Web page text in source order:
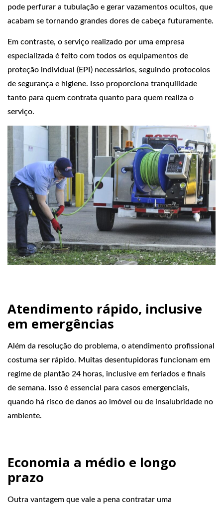
pode perfurar a tubulação e gerar vazamentos ocultos, que
acabam se tornando grandes dores de cabeça futuramente.
Em contraste, o serviço realizado por uma empresa
especializada é feito com todos os equipamentos de
proteção individual (EPI) necessários, seguindo protocolos
de segurança e higiene. Isso proporciona tranquilidade
tanto para quem contrata quanto para quem realiza o
serviço.
Atendimento rápido, inclusive
em emergências
Além da resolução do problema, o atendimento profissional
costuma ser rápido. Muitas desentupidoras funcionam em
regime de plantão 24 horas, inclusive em feriados e finais
de semana. Isso é essencial para casos emergenciais,
quando há risco de danos ao imóvel ou de insalubridade no
ambiente.
Economia a médio e longo
prazo
Outra vantagem que vale a pena contratar uma